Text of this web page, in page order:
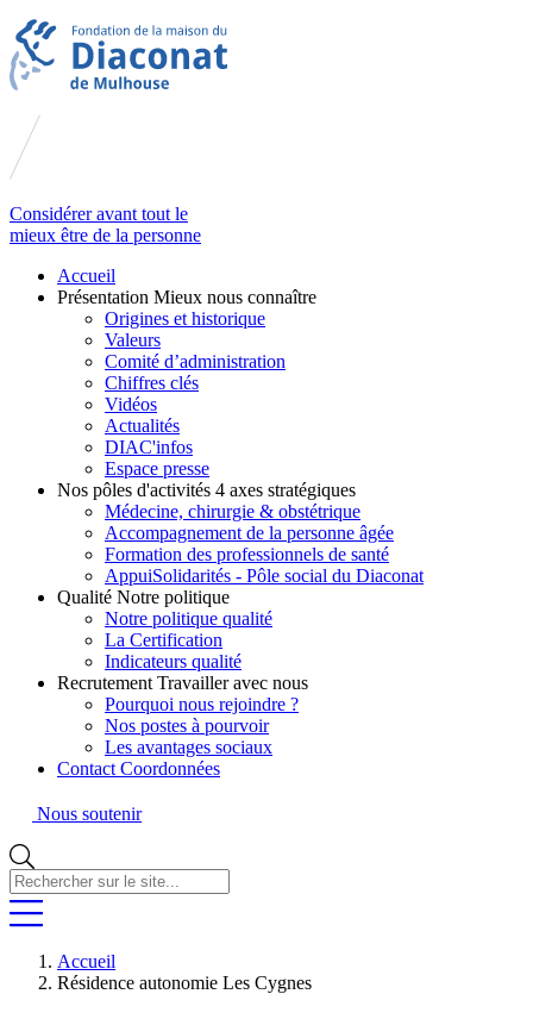
Considérer avant tout le
mieux être de la personne
Accueil
Présentation Mieux nous connaître
Origines et historique
Valeurs
Comité d’administration
Chiffres clés
Vidéos
Actualités
DIAC'infos
Espace presse
Nos pôles d'activités 4 axes stratégiques
Médecine, chirurgie & obstétrique
Accompagnement de la personne âgée
Formation des professionnels de santé
AppuiSolidarités - Pôle social du Diaconat
Qualité Notre politique
Notre politique qualité
La Certification
Indicateurs qualité
Recrutement Travailler avec nous
Pourquoi nous rejoindre ?
Nos postes à pourvoir
Les avantages sociaux
Contact Coordonnées
Nous soutenir
Rechercher
sur
le
Accueil
Résidence autonomie Les Cygnes